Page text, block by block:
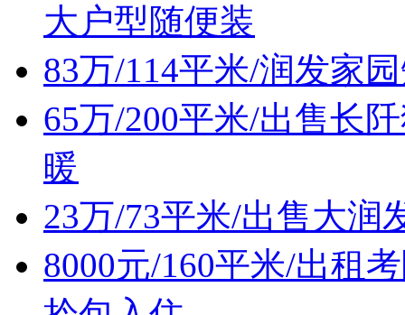
大户型随便装
83万/114平米/润发家
65万/200平米/出售长
暖
23万/73平米/出售大润
8000元/160平米/出租